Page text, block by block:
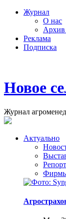
Журнал
О нас
Архив
Реклама
Подписка
Новое
Журнал
Актуально